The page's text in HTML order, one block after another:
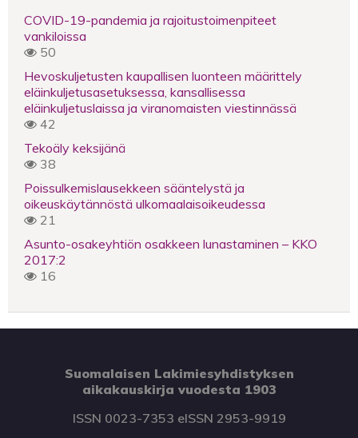
COVID-19-pandemia ja rajoitustoimenpiteet
vankiloissa
50
Hevoskuljetusten kaupallisen luonteen määrittely
eläinkuljetusasetuksessa, kansallisessa
eläinkuljetuslaissa ja viranomaisten viestinnässä
42
Tekoäly keksijänä
38
Poissulkemislausekkeen sääntelystä ja
oikeuskäytännöstä ulkomaalaisoikeudessa
21
Asunto-osakeyhtiön osakkeen lunastaminen – KKO
2017:2
16
Suomalaisen Lakimiesyhdistyksen
aikakauskirja vuodesta 1903
ISSN 0023-7353 eISSN 2953-9919